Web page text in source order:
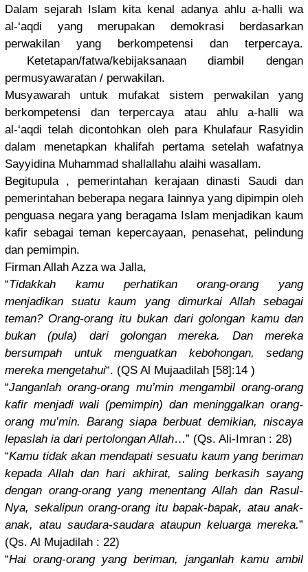
Dalam sejarah Islam kita kenal adanya ahlu a-halli wa
al-‘aqdi yang merupakan demokrasi berdasarkan
perwakilan yang berkompetensi dan terpercaya.
Ketetapan/fatwa/kebijaksanaan diambil dengan
permusyawaratan / perwakilan.
Musyawarah untuk mufakat sistem perwakilanyang
berkompetensi dan terpercayaatau ahlu a-halli wa
al-‘aqdi telah dicontohkan oleh para Khulafaur Rasyidin
dalam menetapkankhalifah pertama setelah wafatnya
Sayyidina Muhammad shallallahu alaihi wasallam.
Begitupula, pemerintahan kerajaan dinasti Saudi dan
pemerintahan beberapa negara lainnya yang dipimpin oleh
penguasa negara yang beragama Islam menjadikan kaum
kafir sebagai teman kepercayaan, penasehat, pelindung
dan pemimpin.
Firman Allah Azza wa Jalla,
“Tidakkah kamu perhatikanorang-orang yang
menjadikan suatu kaum yang dimurkai Allah sebagai
teman? Orang-orang itu bukan dari golongan kamu dan
bukan (pula) dari golongan mereka. Dan mereka
bersumpah untuk menguatkan kebohongan, sedang
mereka mengetahui“. (QS Al Mujaadilah [58]:14 )
“Janganlah orang-orang mu’min mengambil orang-orang
kafir menjadi wali (pemimpin) dan meninggalkan orang-
orang mu’min. Barang siapa berbuat demikian, niscaya
lepaslah ia dari pertolongan Allah…” (Qs. Ali-Imran : 28)
“Kamu tidak akan mendapati sesuatu kaum yang beriman
kepada Allah dan hari akhirat, saling berkasih sayang
dengan orang-orang yang menentang Allah dan Rasul-
Nya, sekalipun orang-orang itu bapak-bapak, atau anak-
anak, atau saudara-saudara ataupun keluarga mereka.”
(Qs. Al Mujadilah : 22)
“Hai orang-orang yang beriman, janganlah kamu ambil